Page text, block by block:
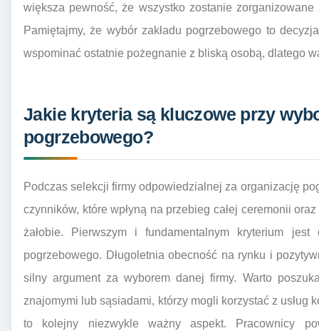
większa pewność, że wszystko zostanie
Pamiętajmy, że wybór zakładu pogrzebowego to
wspominać ostatnie pożegnanie z bliską osobą, dlatego
Jakie kryteria są kluczowe przy
pogrzebowego?
Podczas selekcji firmy odpowiedzialnej za organizację
czynników, które wpłyną na przebieg całej ceremonii
żałobie. Pierwszym i fundamentalnym kryterium
pogrzebowego. Długoletnia obecność na rynku i
silny argument za wyborem danej firmy. Warto
znajomymi lub sąsiadami, którzy mogli korzystać z usług
to kolejny niezwykle ważny aspekt. Pracownicy